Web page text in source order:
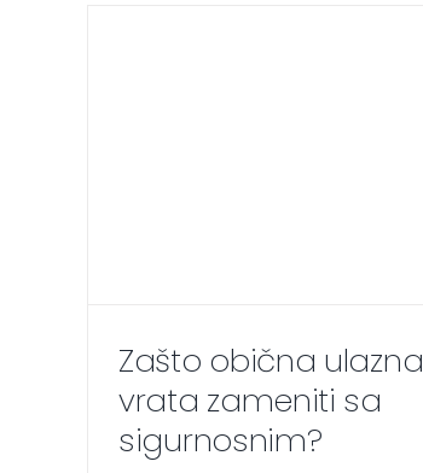
Zašto obična ulazna
vrata zameniti sa
sigurnosnim?